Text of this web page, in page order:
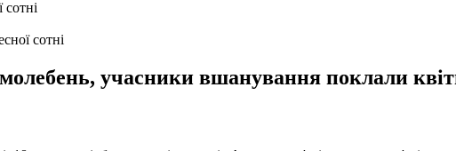
сотні
учасники вшанування поклали